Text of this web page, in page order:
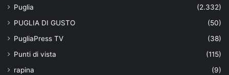
Puglia
(2.332)
PUGLIA DI GUSTO
(50)
PugliaPress TV
(38)
Punti di vista
(115)
rapina
(9)